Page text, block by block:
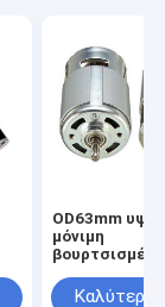
OD63mm
μόνιμη
βουρτσισμένη
μηχανή ροπής
Καλύτερη